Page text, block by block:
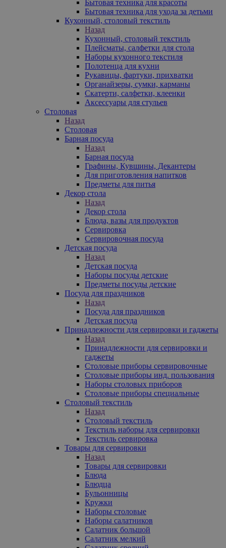
Бытовая техника для красоты
Бытовая техника для ухода за детьми
Кухонный, столовый текстиль
Назад
Кухонный, столовый текстиль
Плейсматы, салфетки для стола
Наборы кухонного текстиля
Полотенца для кухни
Рукавицы, фартуки, прихватки
Органайзеры, сумки, карманы
Скатерти, салфетки, клеенки
Аксессуары для стульев
Столовая
Назад
Столовая
Барная посуда
Назад
Барная посуда
Графины, Кувшины, Декантеры
Для приготовления напитков
Предметы для питья
Декор стола
Назад
Декор стола
Блюда, вазы для продуктов
Сервировка
Сервировочная посуда
Детская посуда
Назад
Детская посуда
Наборы посуды детские
Предметы посуды детские
Посуда для праздников
Назад
Посуда для праздников
Детская посуда
Принадлежности для сервировки и гаджеты
Назад
Принадлежности для сервировки и
гаджеты
Столовые приборы сервировочные
Столовые приборы инд. пользования
Наборы столовых приборов
Столовые приборы специальные
Столовый текстиль
Назад
Столовый текстиль
Текстиль наборы для сервировки
Текстиль сервировка
Товары для сервировки
Назад
Товары для сервировки
Блюда
Блюдца
Бульонницы
Кружки
Наборы столовые
Наборы салатников
Салатник большой
Салатник мелкий